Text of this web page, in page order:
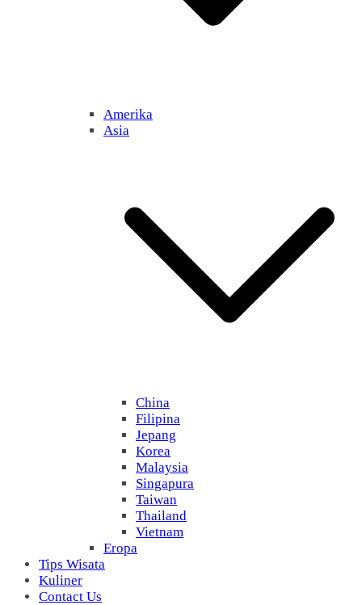
Amerika
Asia
China
Filipina
Jepang
Korea
Malaysia
Singapura
Taiwan
Thailand
Vietnam
Eropa
Tips Wisata
Kuliner
Contact Us